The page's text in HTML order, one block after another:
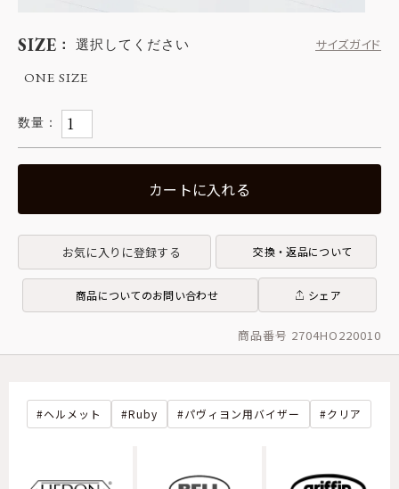
SIZE 選択してください
サイズガイド
ONE SIZE
カートに入れる
お気に入りに登録する 交換・返品について
商品についてのお問い合わせ シェア
商品番号 2704HO220010
ヘルメット Ruby パヴィヨン用バイザー クリア